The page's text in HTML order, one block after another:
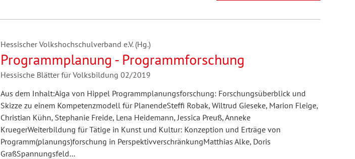
Hessischer Volkshochschulverband e.V. (Hg.)
Programmplanung - Programmforschung
Hessische Blätter für Volksbildung 02/2019
Aus dem Inhalt:Aiga von Hippel Programmplanungsforschung: Forschungsüberblick und
Skizze zu einem Kompetenzmodell für PlanendeSteffi Robak, Wiltrud Gieseke, Marion Fleige,
Christian Kühn, Stephanie Freide, Lena Heidemann, Jessica Preuß, Anneke
KruegerWeiterbildung für Tätige in Kunst und Kultur: Konzeption und Erträge von
Programm(planungs)forschung in PerspektivverschränkungMatthias Alke, Doris
GraßSpannungsfeld…